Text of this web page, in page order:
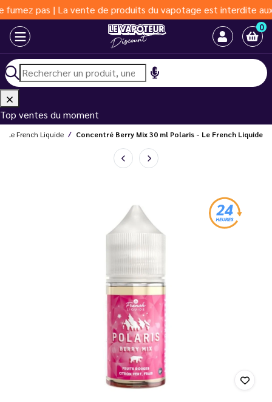
pas | La vente de produits du vapotage est interdite aux
0
Top ventes du moment
Le French Liquide Concentré Berry Mix 30 ml Polaris - Le French Liquide